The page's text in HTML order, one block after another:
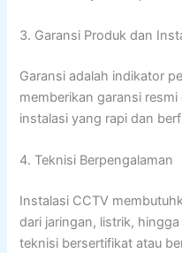
3. Garansi Produk dan
Garansi adalah indikator
memberikan garansi
instalasi yang rapi dan
4. Teknisi Berpengalaman
Instalasi CCTV
dari jaringan, listrik,
teknisi bersertifikat atau